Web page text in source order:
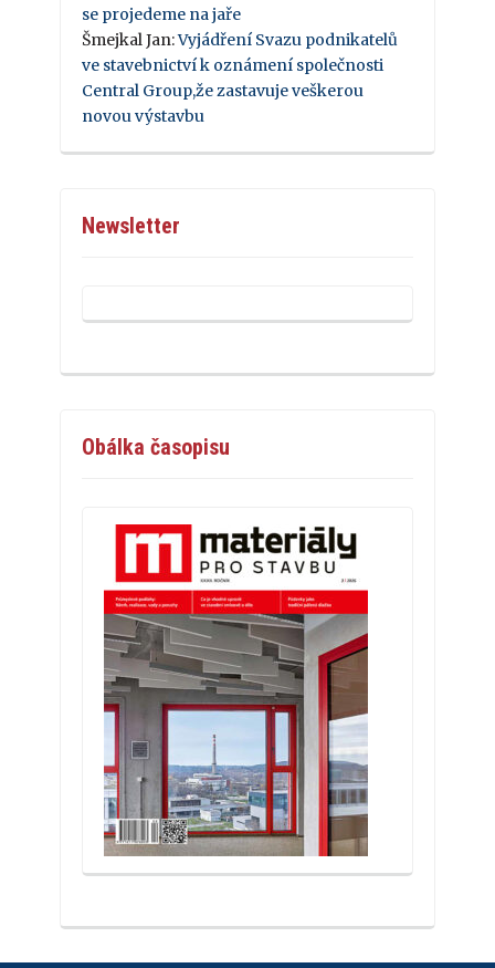
se projedeme na jaře
Šmejkal Jan:Vyjádření Svazu podnikatelů
ve stavebnictví k oznámení společnosti
Central Group,že zastavuje veškerou
novou výstavbu
Newsletter
Obálka časopisu